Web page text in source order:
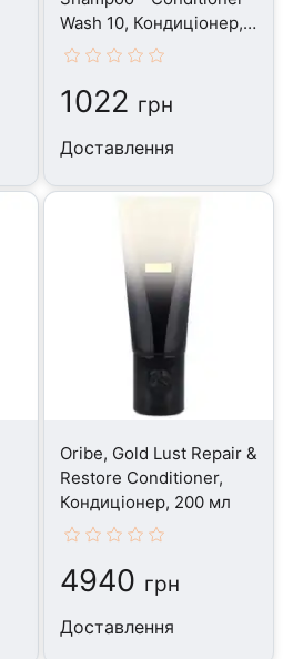
Wash 10, Кондиціонер,
311 мл
1022 грн
Доставлення
Oribe, Gold Lust Repair &
Restore Conditioner,
Кондиціонер, 200 мл
4940 грн
Доставлення